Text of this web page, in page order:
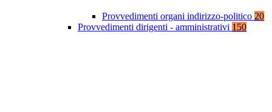
Provvedimenti organi indirizzo-politico 20
Provvedimenti dirigenti - amministrativi 150